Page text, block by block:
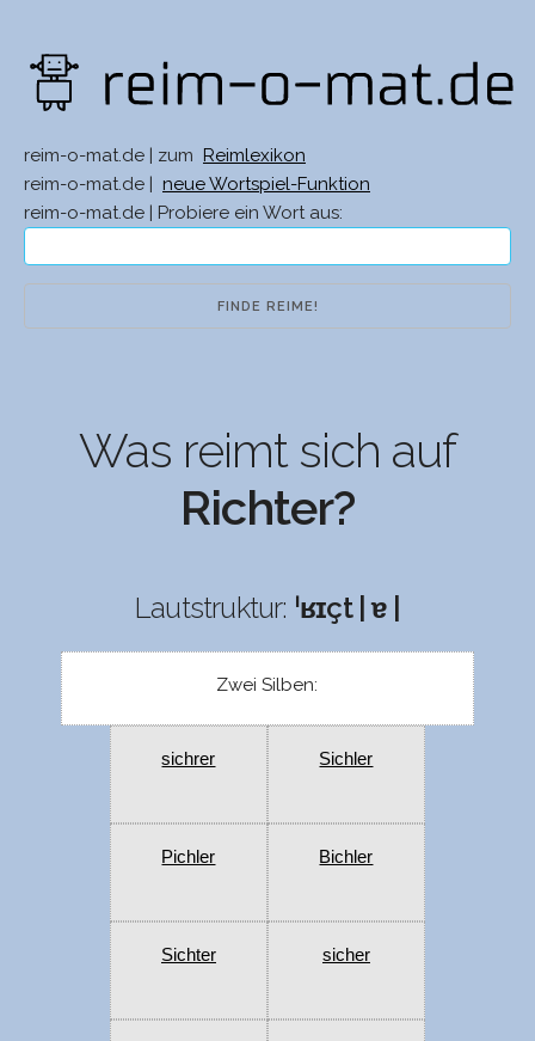
reim-o-mat.de | zum
Reimlexikon
reim-o-mat.de |
neue Wortspiel-Funktion
reim-o-mat.de | Probiere ein Wort aus:
Was reimt sich auf
Richter?
Lautstruktur: ˈʁɪçt | ɐ |
Zwei Silben:
sichrer Sichler
Pichler Bichler
Sichter sicher